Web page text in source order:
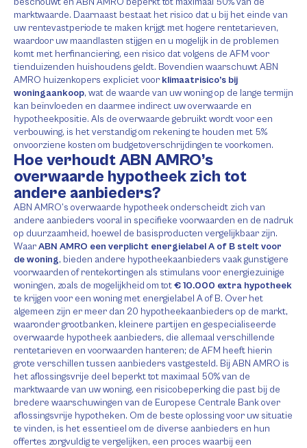
marktwaarde. Daarnaast bestaat het risico dat u bij het einde van
uw rentevastperiode te maken krijgt met hogere rentetarieven,
waardoor uw maandlasten stijgen en u mogelijk in de problemen
komt met herfinanciering, een risico dat volgens de AFM voor
tienduizenden huishoudens geldt. Bovendien waarschuwt ABN
AMRO huizenkopers expliciet voor klimaatrisico’s bij
woningaankoop, wat de waarde van uw woning op de lange termijn
kan beïnvloeden en daarmee indirect uw overwaarde en
hypotheekpositie. Als de overwaarde gebruikt wordt voor een
verbouwing, is het verstandig om rekening te houden met 5%
onvoorziene kosten om budgetoverschrijdingen te voorkomen.
Hoe verhoudt ABN AMRO’s
overwaarde hypotheek zich tot
andere aanbieders?
ABN AMRO’s overwaarde hypotheek onderscheidt zich van
andere aanbieders vooral in specifieke voorwaarden en de nadruk
op duurzaamheid, hoewel de basisproducten vergelijkbaar zijn.
WaarABN AMRO een verplicht energielabel A of B stelt voor
de woning, bieden andere hypotheekaanbieders vaak gunstigere
voorwaarden of rentekortingen als stimulans voor energiezuinige
woningen, zoals de mogelijkheid om tot€ 10.000 extra hypotheek
te krijgen voor een woning met energielabel A of B. Over het
algemeen zijn er meer dan 20 hypotheekaanbieders op de markt,
waaronder grootbanken, kleinere partijen en gespecialiseerde
overwaarde hypotheek aanbieders, die allemaal verschillende
rentetarieven en voorwaarden hanteren; de AFM heeft hierin
grote verschillen tussen aanbieders vastgesteld. Bij ABN AMRO is
het aflossingsvrije deel beperkt tot maximaal 50% van de
marktwaarde van uw woning, een risicobeperking die past bij de
bredere waarschuwingen van de Europese Centrale Bank over
aflossingsvrije hypotheken. Om de beste oplossing voor uw situatie
te vinden, is het essentieel om de diverse aanbieders en hun
offertes zorgvuldig te vergelijken, een proces waarbij een